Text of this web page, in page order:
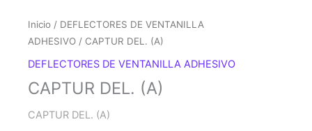
Inicio / DEFLECTORES DE VENTANILLA
ADHESIVO / CAPTUR DEL. (A)
DEFLECTORES DE VENTANILLA ADHESIVO
CAPTUR DEL. (A)
CAPTUR DEL. (A)